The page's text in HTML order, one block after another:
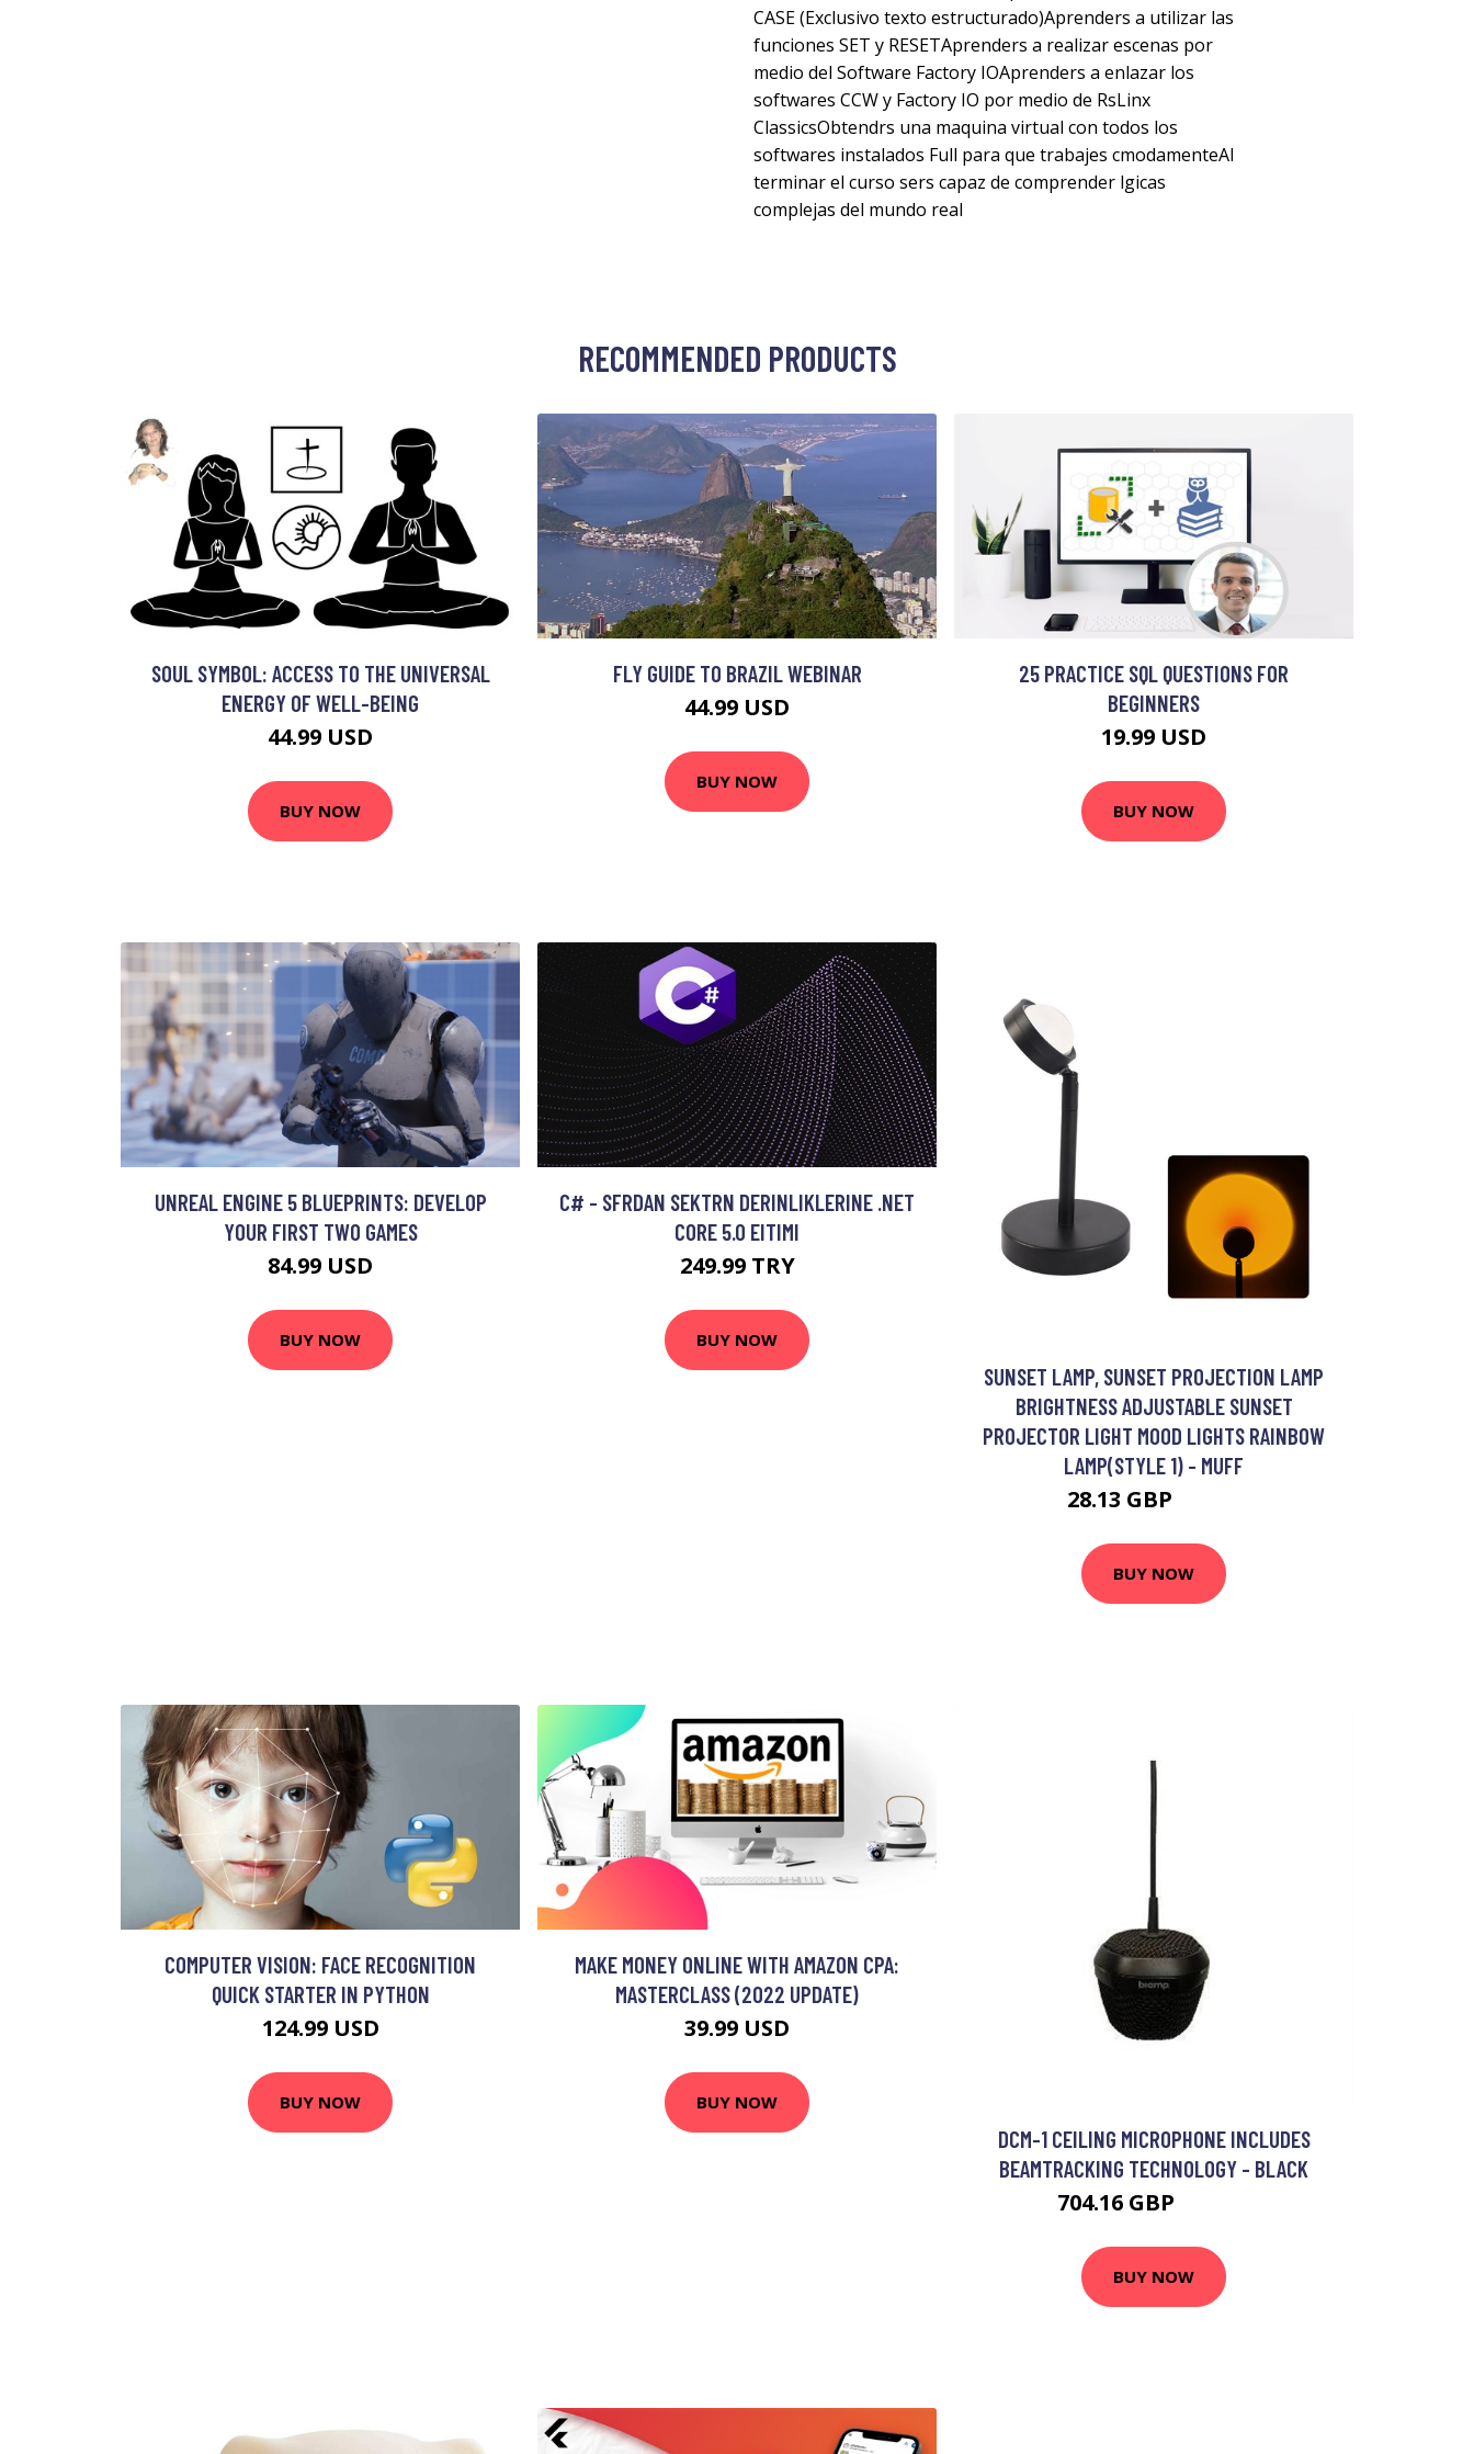
CASE (Exclusivo texto estructurado)Aprenders a utilizar las
funciones SET y RESETAprenders a realizar escenas por
medio del Software Factory IOAprenders a enlazar los
softwares CCW y Factory IO por medio de RsLinx
ClassicsObtendrs una maquina virtual con todos los
softwares instalados Full para que trabajes cmodamenteAl
terminar el curso sers capaz de comprender lgicas
complejas del mundo real
RECOMMENDED PRODUCTS
SOUL SYMBOL: ACCESS TO THE UNIVERSAL
ENERGY OF WELL-BEING
44.99 USD
BUY NOW
FLY GUIDE TO BRAZIL WEBINAR
44.99 USD
BUY NOW
25 PRACTICE SQL QUESTIONS FOR
BEGINNERS
19.99 USD
BUY NOW
UNREAL ENGINE 5 BLUEPRINTS: DEVELOP
YOUR FIRST TWO GAMES
84.99 USD
BUY NOW
C# - SFRDAN SEKTRN DERINLIKLERINE .NET
CORE 5.0 EITIMI
249.99 TRY
BUY NOW
SUNSET LAMP, SUNSET PROJECTION LAMP
BRIGHTNESS ADJUSTABLE SUNSET
PROJECTOR LIGHT MOOD LIGHTS RAINBOW
LAMP(STYLE 1) - MUFF
28.13 GBP
BUY NOW
COMPUTER VISION: FACE RECOGNITION
QUICK STARTER IN PYTHON
124.99 USD
BUY NOW
MAKE MONEY ONLINE WITH AMAZON CPA:
MASTERCLASS (2022 UPDATE)
39.99 USD
BUY NOW
DCM-1 CEILING MICROPHONE INCLUDES
BEAMTRACKING TECHNOLOGY - BLACK
704.16 GBP
BUY NOW